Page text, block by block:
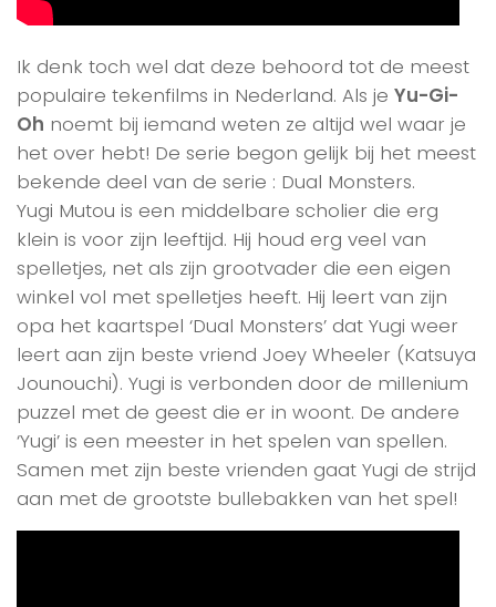
Ik denk toch wel dat deze behoord tot de meest
populaire tekenfilms in Nederland. Als je Yu-Gi-
Oh noemt bij iemand weten ze altijd wel waar je
het over hebt! De serie begon gelijk bij het meest
bekende deel van de serie : Dual Monsters.
Yugi Mutou is een middelbare scholier die erg
klein is voor zijn leeftijd. Hij houd erg veel van
spelletjes, net als zijn grootvader die een eigen
winkel vol met spelletjes heeft. Hij leert van zijn
opa het kaartspel ‘Dual Monsters’ dat Yugi weer
leert aan zijn beste vriend Joey Wheeler (Katsuya
Jounouchi). Yugi is verbonden door de millenium
puzzel met de geest die er in woont. De andere
‘Yugi’ is een meester in het spelen van spellen.
Samen met zijn beste vrienden gaat Yugi de strijd
aan met de grootste bullebakken van het spel!